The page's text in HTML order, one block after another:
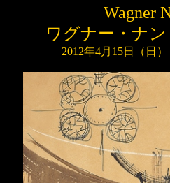
Wagner
ワグナー・ナ
2012年4月 15日（ 日 ）